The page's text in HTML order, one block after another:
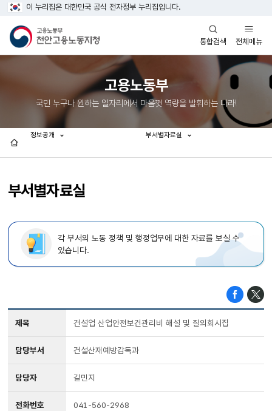
이 누리집은 대한민국 공식 전자정부 누리집입니다.
통합검색
열기
전체메뉴
열기
고용노동부
국민 누구나 원하는 일자리에서 마음껏 역량을 발휘하는 나라!
부서별자료실
정보공개 부서별자료실
각 부서의 노동 정책 및 행정업무에 대한 자료를 보실 수
있습니다.
제목 건설업 산업안전보건관리비 해설 및 질의회시집
담당부서 건설산재예방감독과
담당자 길민지
전화번호 041-560-2968